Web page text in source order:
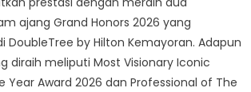
ajang Grand Honors 2026 yang
DoubleTree by Hilton Kemayoran. Adapun
diraih meliputi Most Visionary Iconic
Year Award 2026 dan Professional of The